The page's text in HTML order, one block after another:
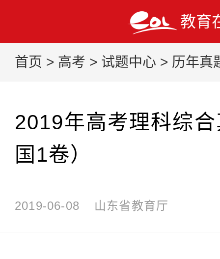
教育
首页 > 高考 > 试题中心 > 历年真
2019年高考理科综
国1卷）
2019-06-08 山东省教育厅